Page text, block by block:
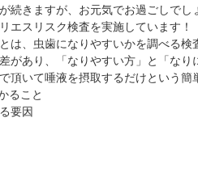
続きますが、お元気でお過ごしでし
エスリスク検査を実施しています！
は、虫歯になりやすいかを調べる検
があり、「なりやすい方」と「な
頂いて唾液を摂取するだけという簡
ること
要因